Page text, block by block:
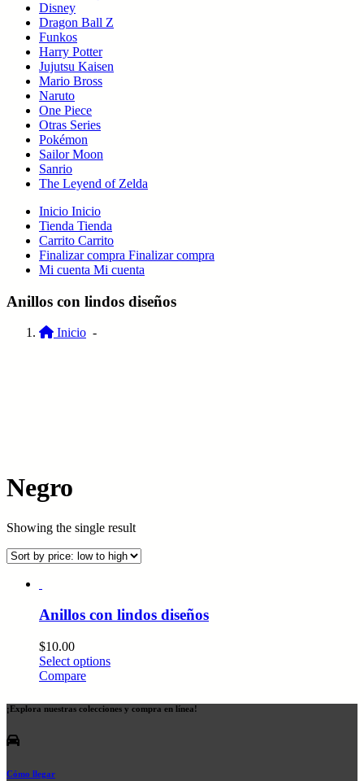
Disney
Dragon Ball Z
Funkos
Harry Potter
Jujutsu Kaisen
Mario Bross
Naruto
One Piece
Otras Series
Pokémon
Sailor Moon
Sanrio
The Leyend of Zelda
Inicio Inicio
Tienda Tienda
Carrito Carrito
Finalizar compra Finalizar compra
Mi cuenta Mi cuenta
Anillos con lindos diseños
Inicio -
Negro
Showing the single result
Anillos con lindos diseños
$10.00
Select options
Compare
¡Explora nuestras colecciones y compra en línea!
Cómo llegar